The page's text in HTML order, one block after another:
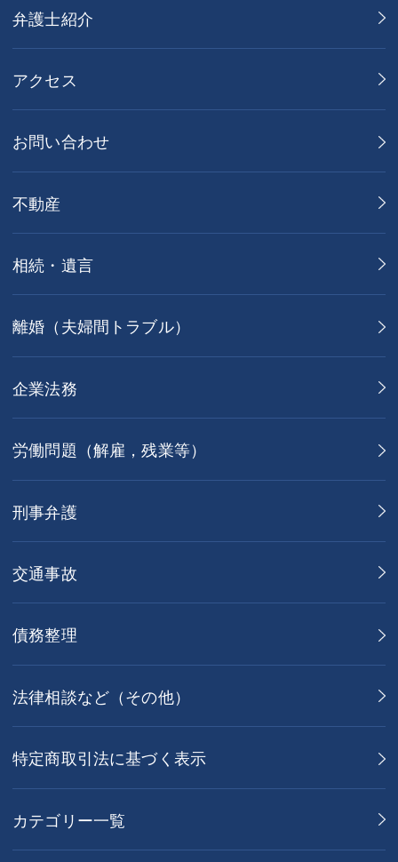
弁護士紹介
アクセス
お問い合わせ
不動産
相続・遺言
離婚（夫婦間トラブル）
企業法務
労働問題（解雇，残業等）
刑事弁護
交通事故
債務整理
法律相談など（その他）
特定商取引法に基づく表示
カテゴリー一覧